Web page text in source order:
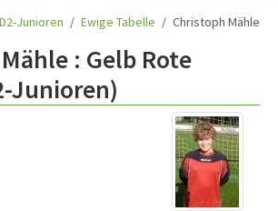
D2-Junioren Ewige Tabelle Christoph Mähle
: Gelb Rote
Junioren)